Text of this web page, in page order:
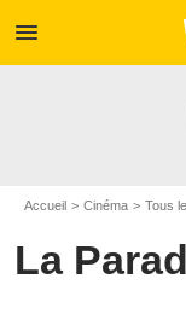
menu
Accueil Cinéma Tous
La